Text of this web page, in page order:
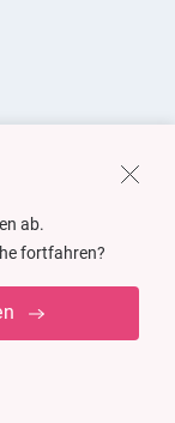
ab.
fortfahren?